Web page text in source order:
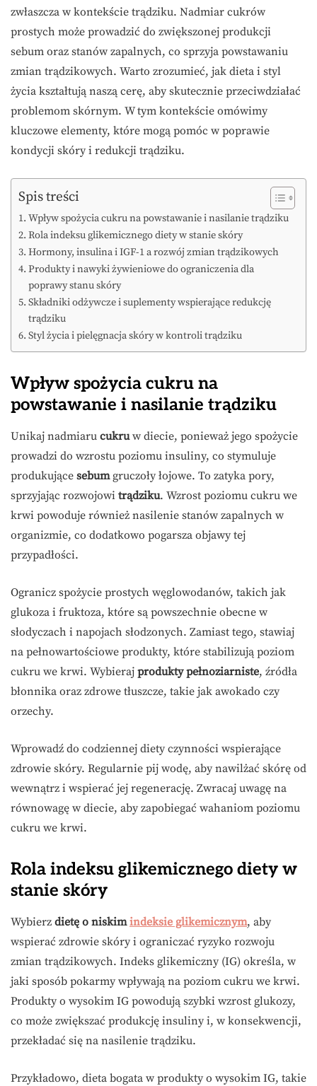
zwłaszcza w kontekście trądziku. Nadmiar cukrów
prostych może prowadzić do zwiększonej produkcji
sebum oraz stanów zapalnych, co sprzyja powstawaniu
zmian trądzikowych. Warto zrozumieć, jak dieta i styl
życia kształtują naszą cerę, aby skutecznie przeciwdziałać
problemom skórnym. W tym kontekście omówimy
kluczowe elementy, które mogą pomóc w poprawie
kondycji skóry i redukcji trądziku.
Spis treści
Wpływ spożycia cukru na powstawanie i nasilanie trądziku
Rola indeksu glikemicznego diety w stanie skóry
Hormony, insulina i IGF-1 a rozwój zmian trądzikowych
Produkty i nawyki żywieniowe do ograniczenia dla
poprawy stanu skóry
Składniki odżywcze i suplementy wspierające redukcję
trądziku
Styl życia i pielęgnacja skóry w kontroli trądziku
Wpływ spożycia cukru na
powstawanie i nasilanie trądziku
Unikaj nadmiaru cukruw diecie, ponieważ jego spożycie
prowadzi do wzrostu poziomu insuliny, co stymuluje
produkujące sebumgruczoły łojowe. To zatyka pory,
sprzyjając rozwojowi trądziku. Wzrost poziomu cukru we
krwi powoduje również nasilenie stanów zapalnych w
organizmie, co dodatkowo pogarsza objawy tej
przypadłości.
Ogranicz spożycie prostych węglowodanów, takich jak
glukoza i fruktoza, które są powszechnie obecne w
słodyczach i napojach słodzonych. Zamiast tego, stawiaj
na pełnowartościowe produkty, które stabilizują poziom
cukru we krwi. Wybieraj produkty pełnoziarniste, źródła
błonnika oraz zdrowe tłuszcze, takie jak awokado czy
orzechy.
Wprowadź do codziennej diety czynności wspierające
zdrowie skóry. Regularnie pij wodę, aby nawilżać skórę od
wewnątrz i wspierać jej regenerację. Zwracaj uwagę na
równowagę w diecie, aby zapobiegać wahaniom poziomu
cukru we krwi.
Rola indeksu glikemicznego diety w
stanie skóry
Wybierz dietę o niskimindeksie glikemicznym, aby
wspierać zdrowie skóry i ograniczać ryzyko rozwoju
zmian trądzikowych. Indeks glikemiczny (IG) określa, w
jaki sposób pokarmy wpływają na poziom cukru we krwi.
Produkty o wysokim IG powodują szybki wzrost glukozy,
co może zwiększać produkcję insuliny i, w konsekwencji,
przekładać się na nasilenie trądziku.
Przykładowo, dieta bogata w produkty o wysokim IG, takie